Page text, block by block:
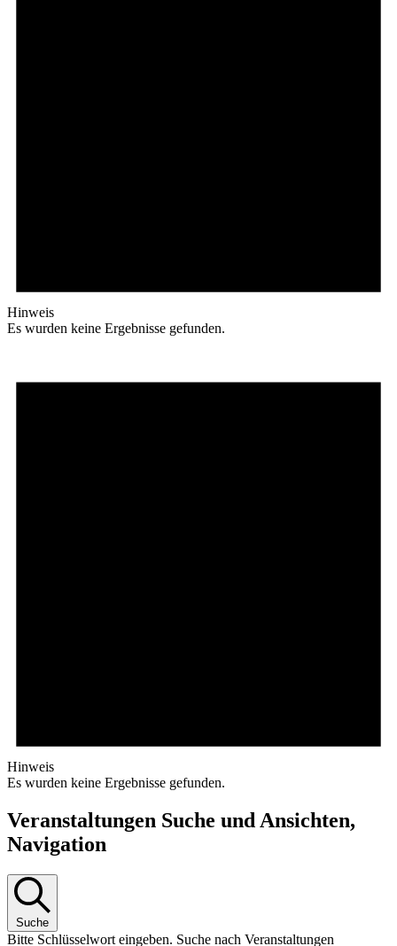
Hinweis
Es wurden keine Ergebnisse gefunden.
Hinweis
Es wurden keine Ergebnisse gefunden.
Veranstaltungen Suche und Ansichten,
Navigation
Suche
Bitte Schlüsselwort eingeben. Suche nach Veranstaltungen